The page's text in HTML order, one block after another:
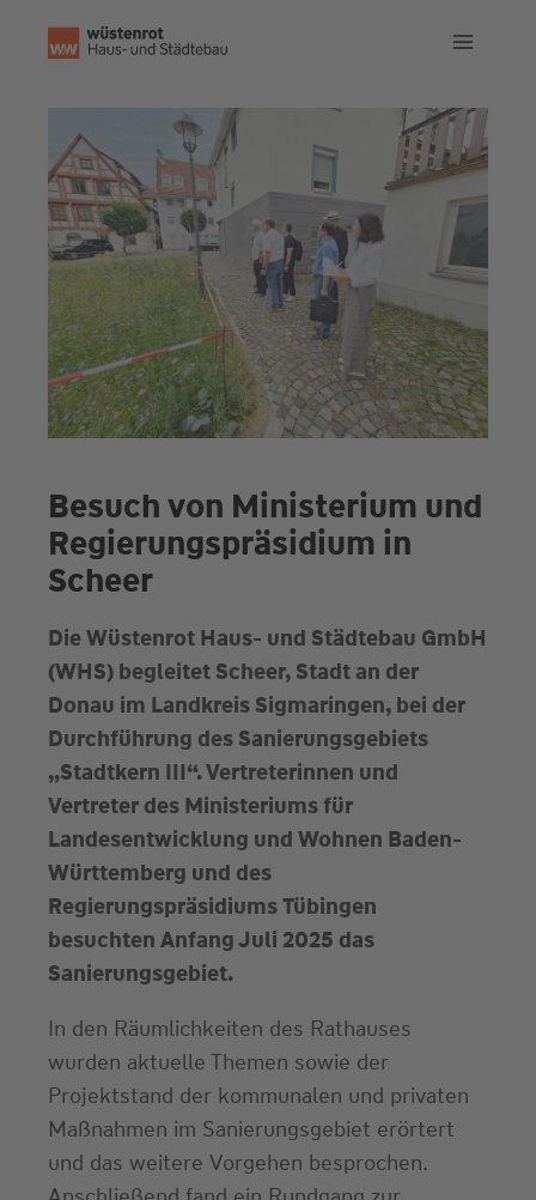
Inhalt
Besuch von Ministerium und
Regierungspräsidium in
Scheer
Die Wüstenrot Haus- und Städtebau GmbH
(WHS) begleitet Scheer, Stadt an der
Donau im Landkreis Sigmaringen, bei der
Durchführung des Sanierungsgebiets
„Stadtkern III“. Vertreterinnen und
Vertreter des Ministeriums für
Landesentwicklung und Wohnen Baden-
Württemberg und des
Regierungspräsidiums Tübingen
besuchten Anfang Juli 2025 das
Sanierungsgebiet.
In den Räumlichkeiten des Rathauses
wurden aktuelle Themen sowie der
Projektstand der kommunalen und privaten
Maßnahmen im Sanierungsgebiet erörtert
und das weitere Vorgehen besprochen.